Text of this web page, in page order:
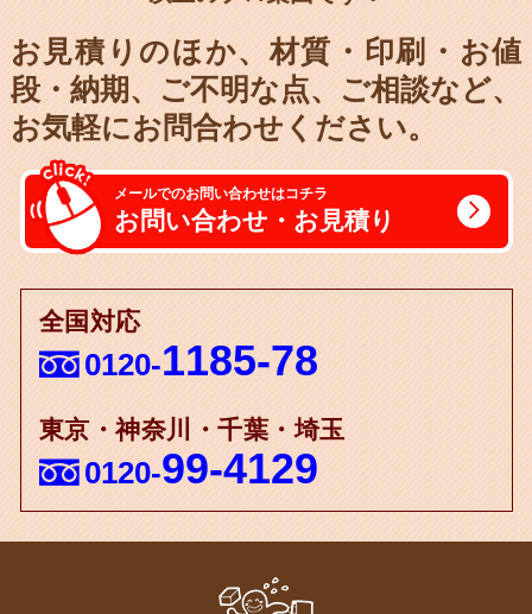
お見積りのほか、材質・印刷・お値
段・納期、
ご不明な点、ご相談など、
お気軽にお問合わせください。
メールでのお問い合わせはコチラ
お問い合わせ・お見積り
全国対応
0120-1185-78
東京・神奈川・千葉・埼玉
0120-99-4129